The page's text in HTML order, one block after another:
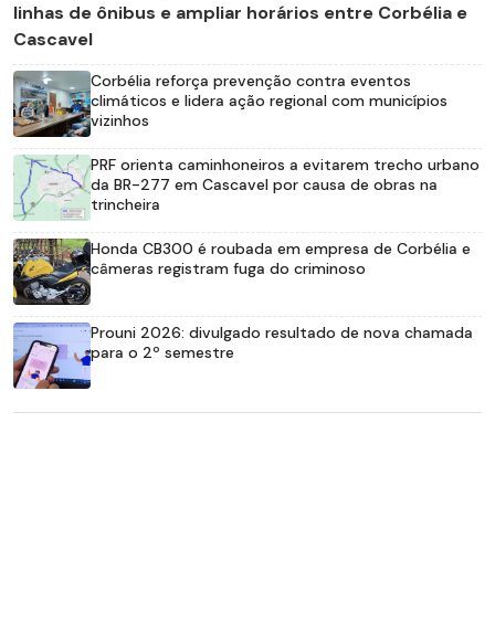
linhas de ônibus e ampliar horários entre Corbélia e
Cascavel
Corbélia reforça prevenção contra eventos
climáticos e lidera ação regional com municípios
vizinhos
PRF orienta caminhoneiros a evitarem trecho urbano
da BR-277 em Cascavel por causa de obras na
trincheira
Honda CB300 é roubada em empresa de Corbélia e
câmeras registram fuga do criminoso
Prouni 2026: divulgado resultado de nova chamada
para o 2º semestre